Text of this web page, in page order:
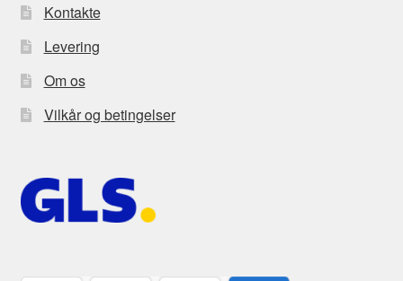
Kontakte
Levering
Om os
Vilkår og betingelser